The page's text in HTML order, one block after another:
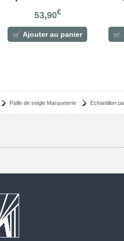
53,90€
Ajouter au panier
Paille de seigle Marqueterie Echantillon